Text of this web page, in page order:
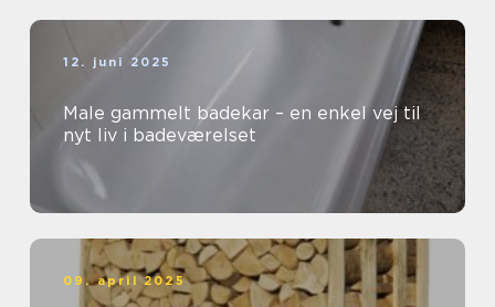
12. juni 2025
Male gammelt badekar – en enkel vej til
nyt liv i badeværelset
09. april 2025